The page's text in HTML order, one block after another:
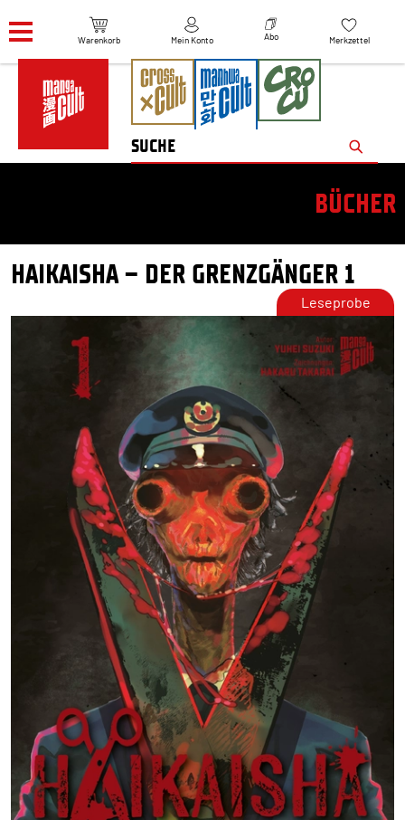
Warenkorb Mein Konto Abo Merkzettel
BÜCHER
HAIKAISHA – DER GRENZGÄNGER 1
Leseprobe